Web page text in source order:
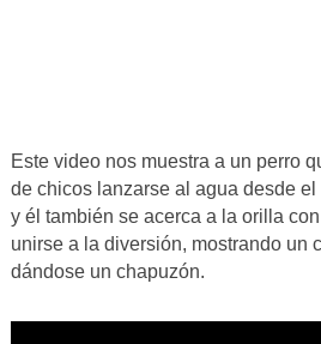
Este video nos muestra a un perro
de chicos lanzarse al agua desde
y él también se acerca a la orilla
unirse a la diversión, mostrando un
dándose un chapuzón.